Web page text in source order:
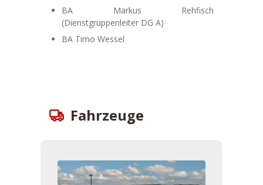
BA Markus Rehfisch
(Dienstgruppenleiter DG A)
BA Timo Wessel
Fahrzeuge